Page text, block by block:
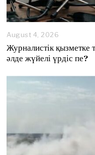
August 4, 2026
g
u
6
Журналистік қызметке
әлде жүйелі үрдіс пе?